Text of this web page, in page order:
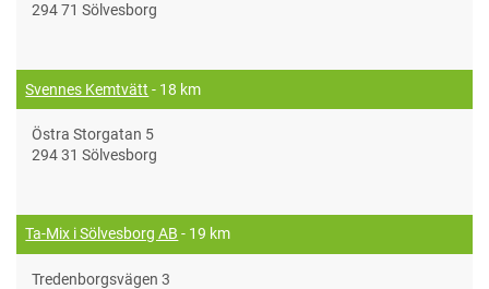
294 71 Sölvesborg
Svennes Kemtvätt - 18 km
Östra Storgatan 5
294 31 Sölvesborg
Ta-Mix i Sölvesborg AB - 19 km
Tredenborgsvägen 3